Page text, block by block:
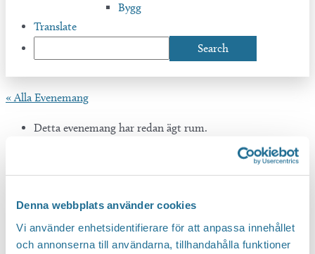
Denna webbplats använder cookies
Vi använder enhetsidentifierare för att anpassa innehållet
och annonserna till användarna, tillhandahålla funktioner
Bygg
Translate
« Alla Evenemang
Detta evenemang har redan ägt rum.
Lf Union IOGT-NTO
9 augusti kl 16:36